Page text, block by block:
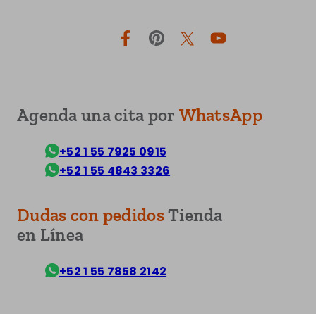
FacebookPinterest Twitter YouTube
Agenda una cita por WhatsApp
+52 1 55 7925 0915
+52 1 55 4843 3326
Dudas con pedidosTienda
en Línea
+52 1 55 7858 2142